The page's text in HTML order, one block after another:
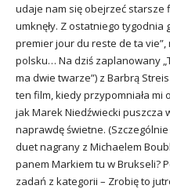
udaje nam się obejrzeć starsze
umknęły. Z ostatniego tygodnia
premier jour du reste de ta
polsku… Na dziś zaplanowany
ma dwie twarze”) z Barbrą
ten film, kiedy przypomniała mi
jak Marek Niedźwiecki puszcza
naprawdę świetne.
duet nagrany z Michaelem
panem Markiem tu w Brukseli?
zadań z kategorii – Zrobię to